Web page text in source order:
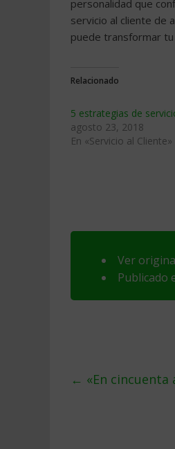
personalidad que
servicio al cliente de
puede transformar
Relacionado
5 estrategias de
agosto 23, 2018
En «Servicio al Cliente»
Ver
Publicado
← «En cincuenta